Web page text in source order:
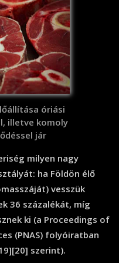
óriási
illetve komoly
jár
milyen nagy
ha Földön élő
vesszük
36 százalékát, míg
ki (a Proceedings of
(PNAS) folyóiratban
szerint).